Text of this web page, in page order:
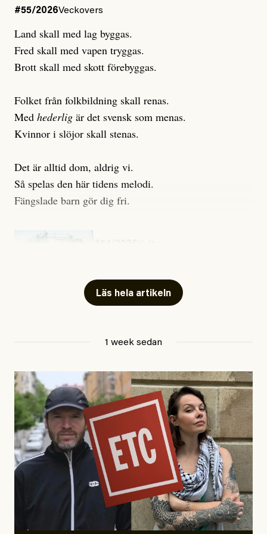
#55/2026Veckovers
Land skall med lag byggas.
Fred skall med vapen tryggas.
Brott skall med skott förebyggas.
Folket från folkbildning skall renas.
Med hederlig är det svensk som menas.
Kvinnor i slöjor skall stenas.
Det är alltid dom, aldrig vi.
Så spelas den här tidens melodi.
Fängslade barn gör dig fri.
Läs hela artikeln
1 week sedan